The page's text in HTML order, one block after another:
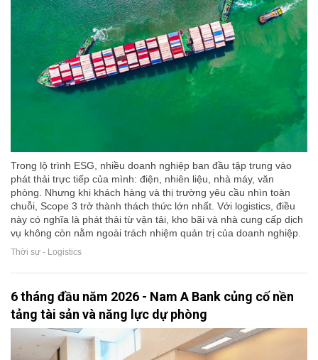
Trong lộ trình ESG, nhiều doanh nghiệp ban đầu tập trung vào
phát thải trực tiếp của mình: điện, nhiên liệu, nhà máy, văn
phòng. Nhưng khi khách hàng và thị trường yêu cầu nhìn toàn
chuỗi, Scope 3 trở thành thách thức lớn nhất. Với logistics, điều
này có nghĩa là phát thải từ vận tải, kho bãi và nhà cung cấp dịch
vụ không còn nằm ngoài trách nhiệm quản trị của doanh nghiệp.
Thời sự - Logistics
6 tháng đầu năm 2026 - Nam A Bank củng cố nền
tảng tài sản và năng lực dự phòng